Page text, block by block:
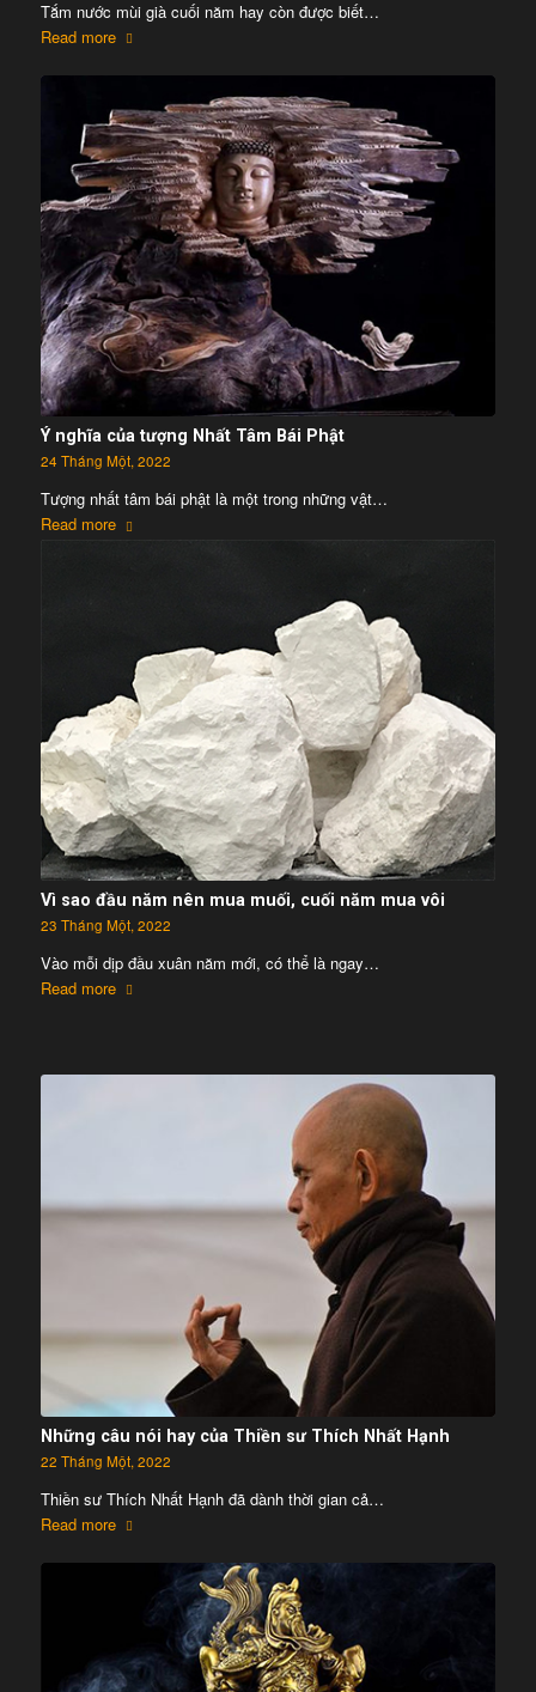
Tắm nước mùi già cuối năm hay còn được biết…
Read more
Ý nghĩa của tượng Nhất Tâm Bái Phật
24 Tháng Một, 2022
Tượng nhất tâm bái phật là một trong những vật…
Read more
Vì sao đầu năm nên mua muối, cuối năm mua vôi
23 Tháng Một, 2022
Vào mỗi dịp đầu xuân năm mới, có thể là ngay…
Read more
Những câu nói hay của Thiền sư Thích Nhất Hạnh
22 Tháng Một, 2022
Thiền sư Thích Nhất Hạnh đã dành thời gian cả…
Read more